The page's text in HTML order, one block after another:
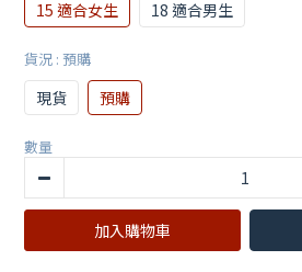
15 適合女生 18 適合男生
貨況 : 預購
現貨 預購
數量
加入購物車